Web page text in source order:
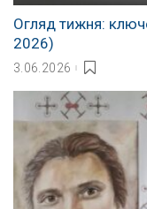
Огляд тижня:
2026)
3.06.2026